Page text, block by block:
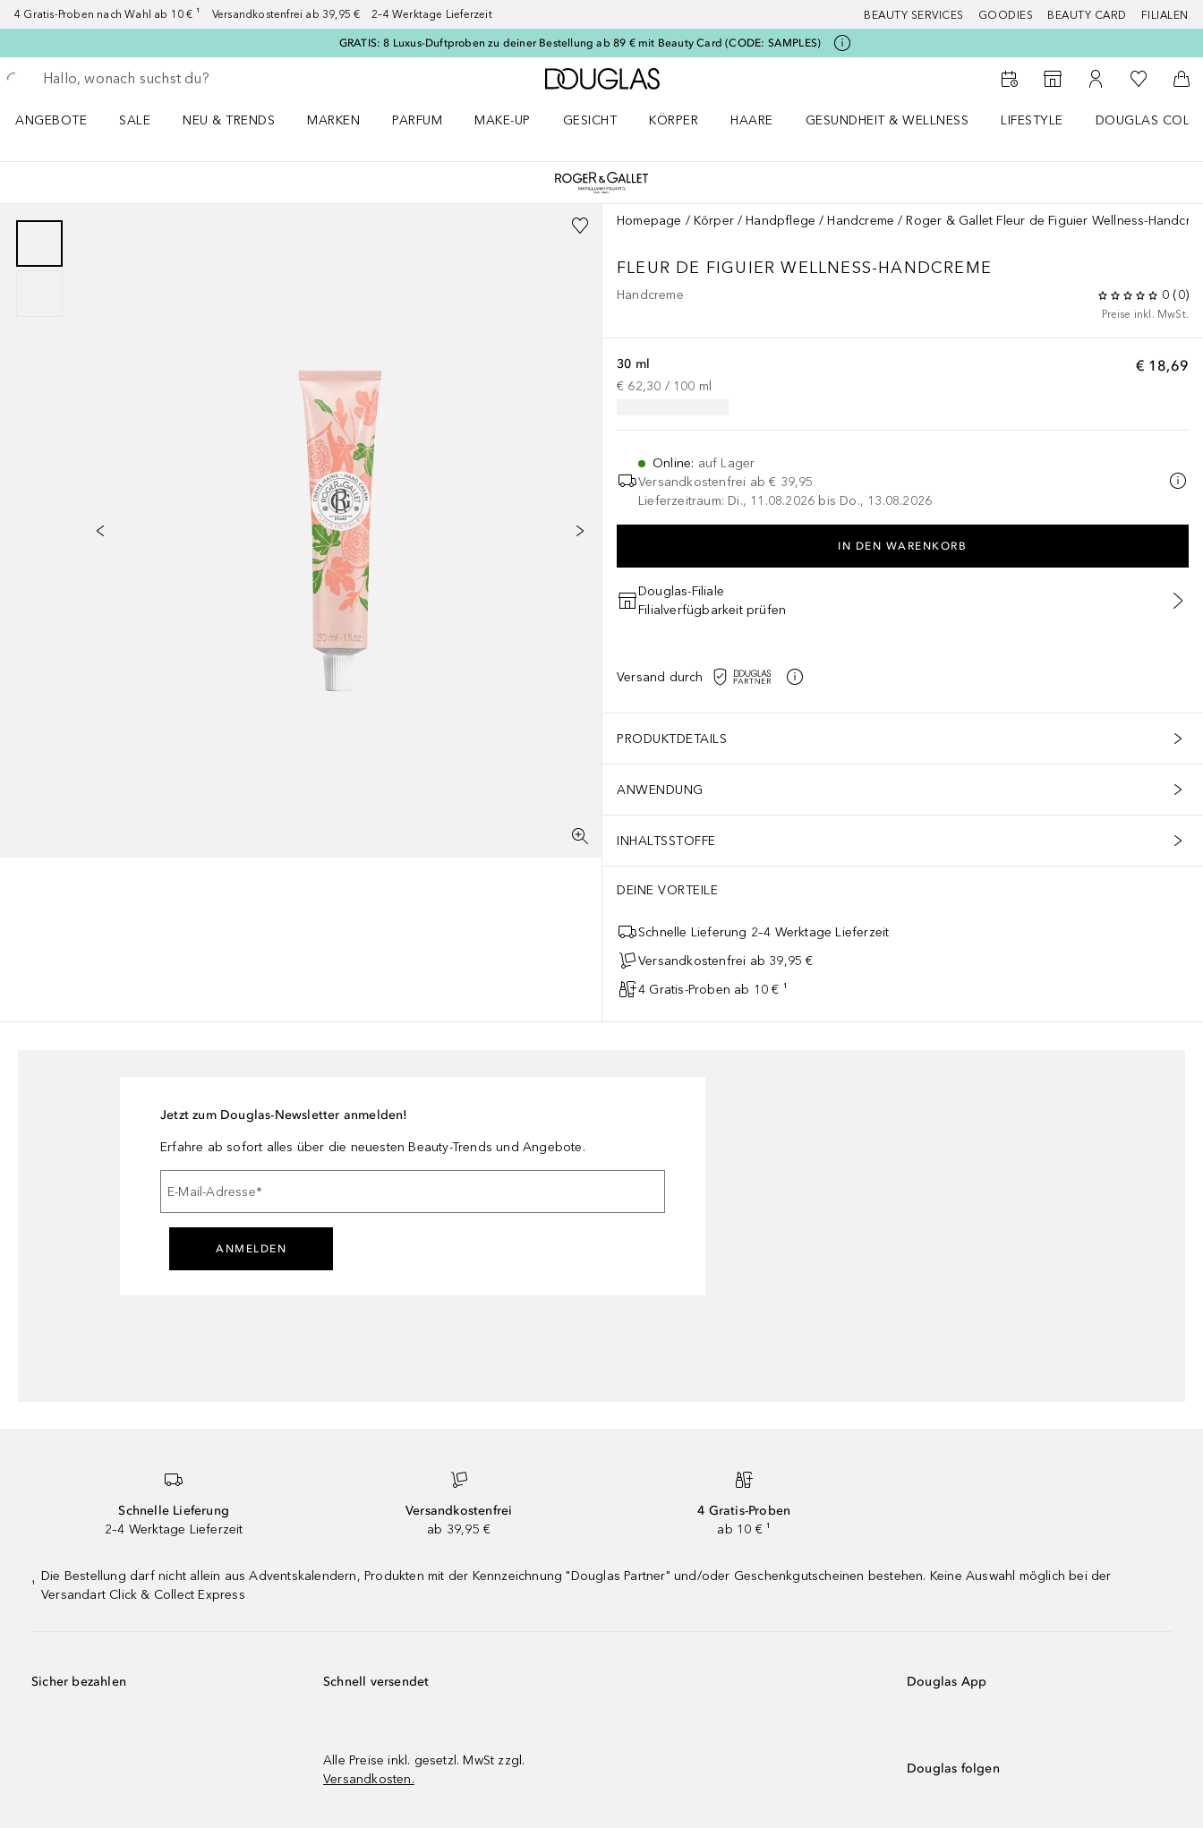
4 Gratis-Proben nach Wahl ab 10 € ¹ Versandkostenfrei ab 39,95 € 2–4 Werktage Lieferzeit BEAUTY SERVICES GOODIES BEAUTY CARD FILIALEN
GRATIS: 8 Luxus-Duftproben zu deiner Bestellung ab 89 € mit Beauty Card (CODE: SAMPLES)
Gehe zurück
Suche ausführen
Zur Douglas Startseite
Zum Storefinder
Zu Meinem
Zu Meiner
ANGEBOTE
SALE
NEU & TRENDS
MARKEN
PARFUM
MAKE-UP
GESICHT
KÖRPER
HAARE
GESUNDHEIT & WELLNESS
LIFESTYLE
DOUGLAS
Homepage Körper Handpflege Handcreme Roger & Gallet Fleur de Figuier Wellness-
FLEUR DE FIGUIER WELLNESS-HANDCREME
Handcreme 0 (0)
Preise inkl. MwSt.
€ 18,69
30 ml
€ 62,30 / 100 ml
Online: auf Lager
Versandkostenfrei ab € 39,95
Lieferzeitraum: Di., 11.08.2026 bis Do., 13.08.2026
IN DEN WARENKORB
Douglas-Filiale
Filialverfügbarkeit prüfen
Versand durch
PRODUKTDETAILS
ANWENDUNG
INHALTSSTOFFE
DEINE VORTEILE
Schnelle Lieferung 2–4 Werktage Lieferzeit
Versandkostenfrei ab 39,95 €
4 Gratis-Proben ab 10 € ¹
Jetzt zum Douglas-Newsletter anmelden!
Erfahre ab sofort alles über die neuesten Beauty-Trends und Angebote.
E-Mail-Adresse*
ANMELDEN
Schnelle Lieferung
2–4 Werktage Lieferzeit
Versandkostenfrei
ab 39,95 €
4 Gratis-Proben
ab 10 € ¹
¹
Die Bestellung darf nicht allein aus Adventskalendern, Produkten mit der Kennzeichnung "Douglas Partner" und/oder Geschenkgutscheinen bestehen. Keine Auswahl möglich bei der
Versandart Click & Collect Express
Sicher bezahlen Schnell versendet
Alle Preise inkl. gesetzl. MwSt zzgl.
Versandkosten.
Douglas App
Douglas folgen